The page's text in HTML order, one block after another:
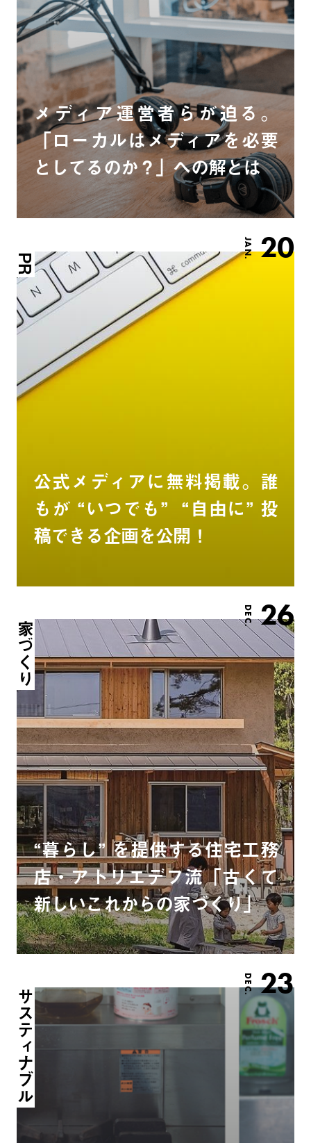
メディア運営者らが迫る。
「ローカルはメディアを必要
としてるのか？」への解とは
JAN. 20
PR
公式メディアに無料掲載。誰
もが “いつでも” “自由に” 投
稿できる企画を公開！
DEC. 26
家づくり
“暮らし” を提供する住宅工務
店・アトリエデフ流「古くて
新しいこれからの家づくり」
DEC. 23
サスティナブル